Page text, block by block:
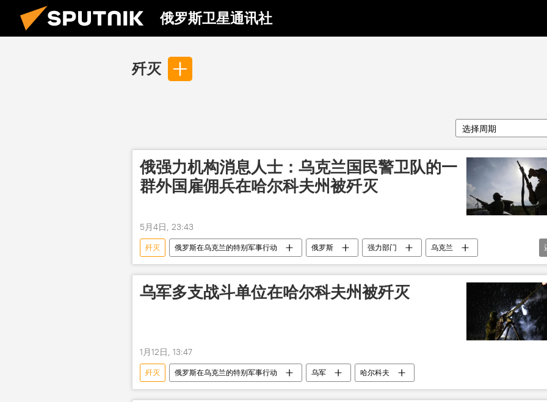
俄罗斯卫星通讯社
歼灭
选择周期
俄强力机构消息人士：乌克兰国民警卫队的一
群外国雇佣兵在哈尔科夫州被歼灭
5月4日, 23:43
歼灭 俄罗斯在乌克兰的特别军事行动 俄罗斯 强力部门
乌克兰
国民警卫队
外国雇佣兵
乌军多支战斗单位在哈尔科夫州被歼灭
1月12日, 13:47
歼灭 俄罗斯在乌克兰的特别军事行动 乌军 哈尔科夫